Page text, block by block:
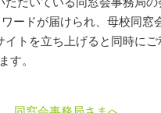
ードが届けられ、母校同窓
イトを立ち上げると同時にご
す。